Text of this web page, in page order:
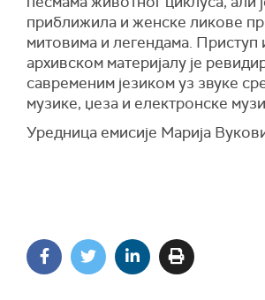
приближила и женске ликове
митовима и легендама. Приступ
архивском материјалу је
савременим језиком уз звуке
музике, џеза и електронске
Уредница емисије Марија